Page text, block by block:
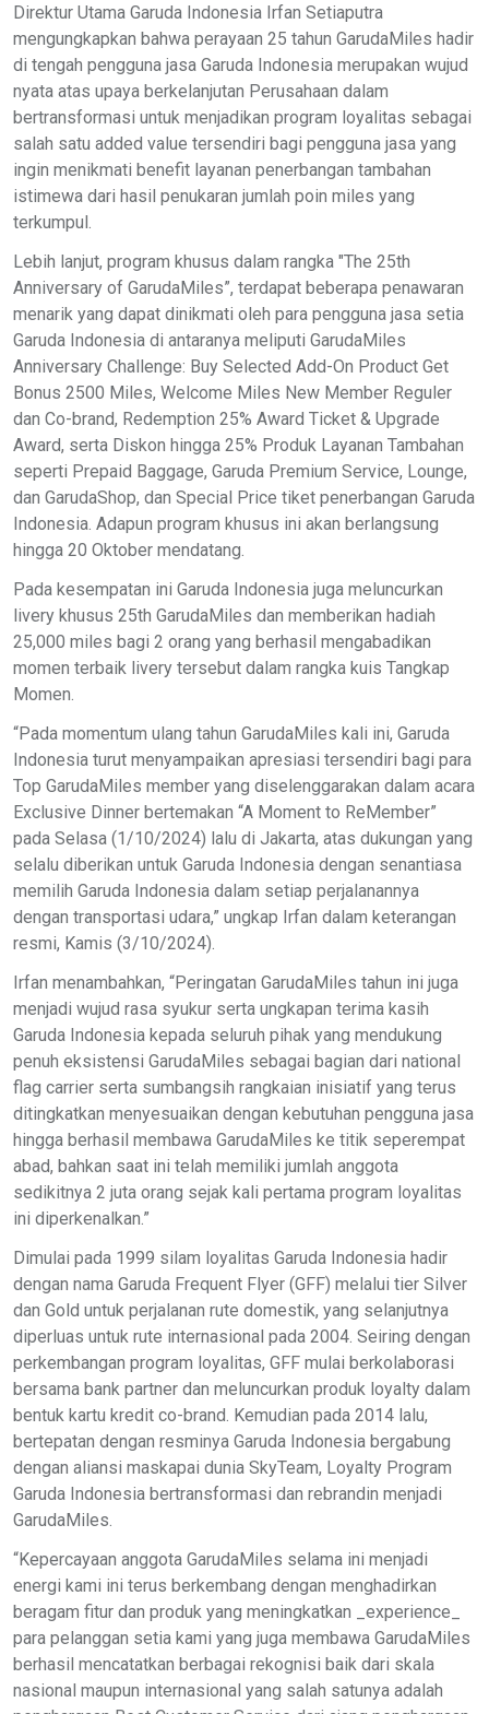
Direktur Utama Garuda Indonesia Irfan Setiaputra
mengungkapkan bahwa perayaan 25 tahun GarudaMiles hadir
di tengah pengguna jasa Garuda Indonesia merupakan wujud
nyata atas upaya berkelanjutan Perusahaan dalam
bertransformasi untuk menjadikan program loyalitas sebagai
salah satu added value tersendiri bagi pengguna jasa yang
ingin menikmati benefit layanan penerbangan tambahan
istimewa dari hasil penukaran jumlah poin miles yang
terkumpul.
Lebih lanjut, program khusus dalam rangka "The 25th
Anniversary of GarudaMiles”, terdapat beberapa penawaran
menarik yang dapat dinikmati oleh para pengguna jasa setia
Garuda Indonesia di antaranya meliputi GarudaMiles
Anniversary Challenge: Buy Selected Add-On Product Get
Bonus 2500 Miles, Welcome Miles New Member Reguler
dan Co-brand, Redemption 25% Award Ticket & Upgrade
Award, serta Diskon hingga 25% Produk Layanan Tambahan
seperti Prepaid Baggage, Garuda Premium Service, Lounge,
dan GarudaShop, dan Special Price tiket penerbangan Garuda
Indonesia. Adapun program khusus ini akan berlangsung
hingga 20 Oktober mendatang.
Pada kesempatan ini Garuda Indonesia juga meluncurkan
livery khusus 25th GarudaMiles dan memberikan hadiah
25,000 miles bagi 2 orang yang berhasil mengabadikan
momen terbaik livery tersebut dalam rangka kuis Tangkap
Momen.
“Pada momentum ulang tahun GarudaMiles kali ini, Garuda
Indonesia turut menyampaikan apresiasi tersendiri bagi para
Top GarudaMiles member yang diselenggarakan dalam acara
Exclusive Dinner bertemakan “A Moment to ReMember”
pada Selasa (1/10/2024) lalu di Jakarta, atas dukungan yang
selalu diberikan untuk Garuda Indonesia dengan senantiasa
memilih Garuda Indonesia dalam setiap perjalanannya
dengan transportasi udara,” ungkap Irfan dalam keterangan
resmi, Kamis (3/10/2024).
Irfan menambahkan, “Peringatan GarudaMiles tahun ini juga
menjadi wujud rasa syukur serta ungkapan terima kasih
Garuda Indonesia kepada seluruh pihak yang mendukung
penuh eksistensi GarudaMiles sebagai bagian dari national
flag carrier serta sumbangsih rangkaian inisiatif yang terus
ditingkatkan menyesuaikan dengan kebutuhan pengguna jasa
hingga berhasil membawa GarudaMiles ke titik seperempat
abad, bahkan saat ini telah memiliki jumlah anggota
sedikitnya 2 juta orang sejak kali pertama program loyalitas
ini diperkenalkan.”
Dimulai pada 1999 silam loyalitas Garuda Indonesia hadir
dengan nama Garuda Frequent Flyer (GFF) melalui tier Silver
dan Gold untuk perjalanan rute domestik, yang selanjutnya
diperluas untuk rute internasional pada 2004. Seiring dengan
perkembangan program loyalitas, GFF mulai berkolaborasi
bersama bank partner dan meluncurkan produk loyalty dalam
bentuk kartu kredit co-brand. Kemudian pada 2014 lalu,
bertepatan dengan resminya Garuda Indonesia bergabung
dengan aliansi maskapai dunia SkyTeam, Loyalty Program
Garuda Indonesia bertransformasi dan rebrandin menjadi
GarudaMiles.
“Kepercayaan anggota GarudaMiles selama ini menjadi
energi kami ini terus berkembang dengan menghadirkan
beragam fitur dan produk yang meningkatkan _experience_
para pelanggan setia kami yang juga membawa GarudaMiles
berhasil mencatatkan berbagai rekognisi baik dari skala
nasional maupun internasional yang salah satunya adalah